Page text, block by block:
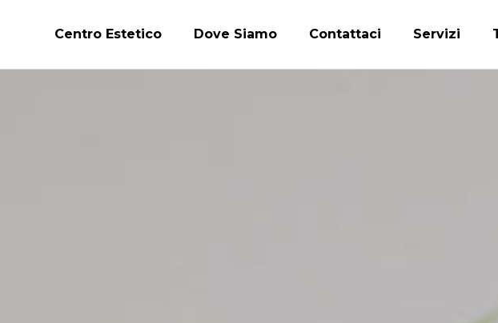
Centro Estetico Dove Siamo Contattaci Servizi